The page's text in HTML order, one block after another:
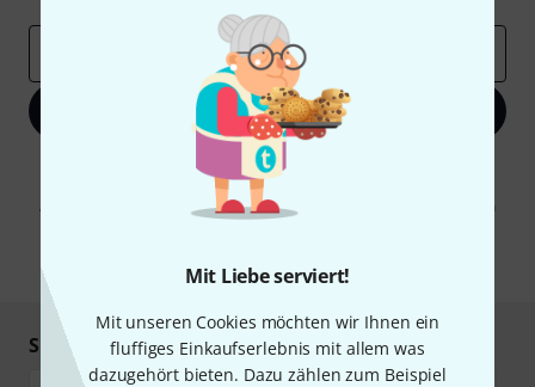
Mit Liebe serviert!
Mit unseren Cookies möchten wir Ihnen ein
fluffiges Einkaufserlebnis mit allem was
dazugehört bieten. Dazu zählen zum Beispiel
Jetzt anmelden
Mit Klick auf „Jetzt anmelden“ stimmen Sie dem Erhalt von E-Mail-
Werbung und einer Messung des E-Mail-Nutzungsverhaltens zu. Die
Abmeldung ist jederzeit möglich. Weitere Informationen finden Sie in
unserenDatenschutzhinweisen
* Pflichtfeld
Sicher einkaufen & bezahlen